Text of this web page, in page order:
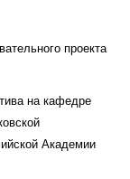
проекта
на кафедре
Академии